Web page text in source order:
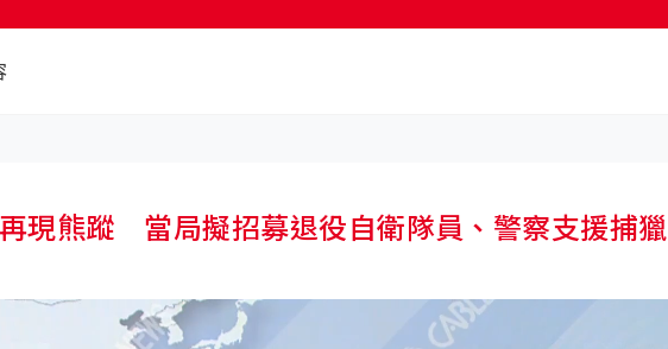
現熊蹤 當局擬招募退役自衛隊員、警察支援捕獵